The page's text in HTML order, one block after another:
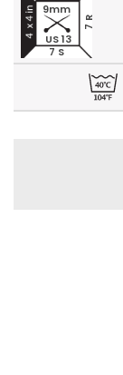
7 S
7 R
9mm
US 13